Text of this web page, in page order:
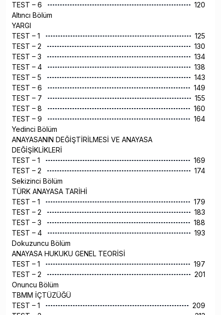
TEST – 6
120
Altıncı Bölüm
YARGI
TEST – 1
125
TEST – 2
130
TEST – 3
134
TEST – 4
138
TEST – 5
143
TEST – 6
149
TEST – 7
155
TEST – 8
160
TEST – 9
164
Yedinci Bölüm
ANAYASANIN DEĞİŞTİRİLMESİ VE ANAYASA
DEĞİŞİKLİKLERİ
TEST – 1
169
TEST – 2
174
Sekizinci Bölüm
TÜRK ANAYASA TARİHİ
TEST – 1
179
TEST – 2
183
TEST – 3
188
TEST – 4
193
Dokuzuncu Bölüm
ANAYASA HUKUKU GENEL TEORİSİ
TEST – 1
197
TEST – 2
201
Onuncu Bölüm
TBMM İÇTÜZÜĞÜ
TEST – 1
209